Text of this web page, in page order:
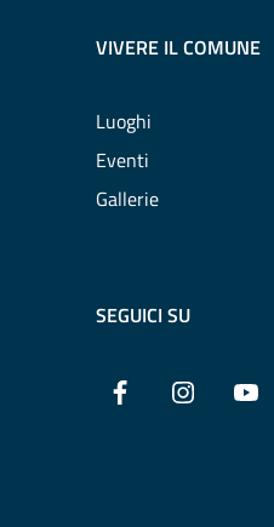
VIVERE IL COMUNE
Luoghi
Eventi
Gallerie
SEGUICI SU
Facebook Instagram